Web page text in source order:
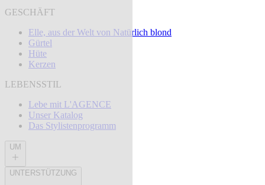
GESCHÄFT
Elle, aus der Welt von Natürlich blond
Gürtel
Hüte
Kerzen
LEBENSSTIL
Lebe mit L'AGENCE
Unser Katalog
Das Stylistenprogramm
UM
UNTERSTÜTZUNG